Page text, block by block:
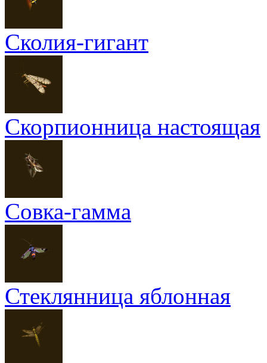
Сколия-гигант
Скорпионница настоящая
Совка-гамма
Стеклянница яблонная